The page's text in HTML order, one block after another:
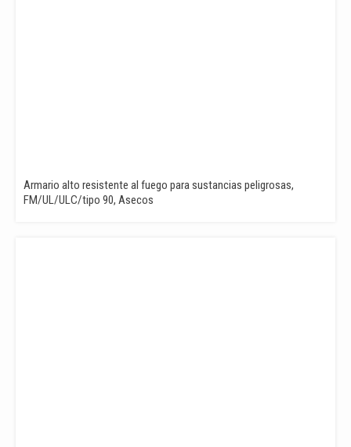
Armario alto resistente al fuego para sustancias peligrosas,
FM/UL/ULC/tipo 90, Asecos